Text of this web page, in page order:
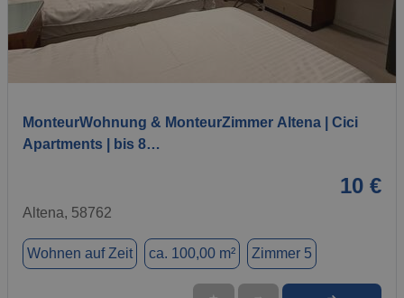
1 / 7
MonteurWohnung & MonteurZimmer Altena | Cici
Apartments | bis 8…
10 €
Altena, 58762
Wohnen auf Zeit ca. 100,00 m² Zimmer 5